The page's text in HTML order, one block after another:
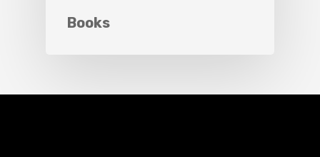
Books